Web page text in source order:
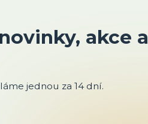
akce a
jednou za 14 dní.